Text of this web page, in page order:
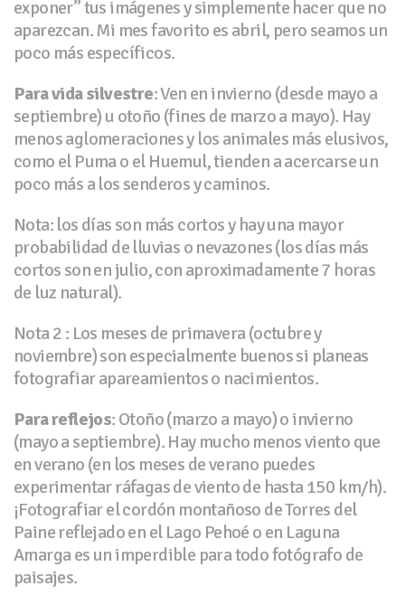
exponer” tus imágenes y simplemente hacer que no
aparezcan. Mi mes favorito es abril, pero seamos un
poco más específicos.
Para vida silvestre: Ven en invierno (desde mayo a
septiembre) u otoño (fines de marzo a mayo). Hay
menos aglomeraciones y los animales más elusivos,
como el Puma o el Huemul, tienden a acercarse un
poco más a los senderos y caminos.
Nota: los días son más cortos y hay una mayor
probabilidad de lluvias o nevazones (los días más
cortos son en julio, con aproximadamente 7 horas
de luz natural).
Nota 2 : Los meses de primavera (octubre y
noviembre) son especialmente buenos si planeas
fotografiar apareamientos o nacimientos.
Para reflejos: Otoño (marzo a mayo) o invierno
(mayo a septiembre). Hay mucho menos viento que
en verano (en los meses de verano puedes
experimentar ráfagas de viento de hasta 150 km/h).
¡Fotografiar el cordón montañoso de Torres del
Paine reflejado en el Lago Pehoé o en Laguna
Amarga es un imperdible para todo fotógrafo de
paisajes.